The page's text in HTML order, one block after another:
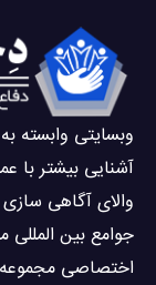
وبسايتى وابسته
آشنایی بيشتر با
والاى آگاهى
جوامع بین المللى
اختصاصی مجموعه